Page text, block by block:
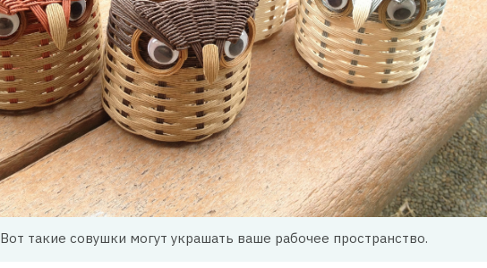
Вот такие совушки могут украшать ваше рабочее пространство.